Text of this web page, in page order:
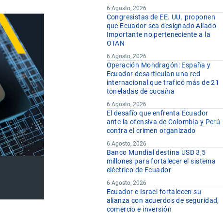
6 Agosto, 2026
Congresistas de EE. UU. proponen
que Ecuador sea designado Aliado
Importante no perteneciente a la
OTAN
6 Agosto, 2026
Operación Mondragón: España y
Ecuador desarticulan una red
internacional que traficó más de 21
toneladas de cocaína
6 Agosto, 2026
El desafío que enfrenta Ecuador
ante la ofensiva de Colombia y Perú
contra el crimen organizado
6 Agosto, 2026
Banco Mundial destina USD 3,5
millones para fortalecer el sistema
eléctrico de Ecuador
6 Agosto, 2026
Ecuador e Israel fortalecen su
alianza con acuerdos de seguridad,
comercio e inversión